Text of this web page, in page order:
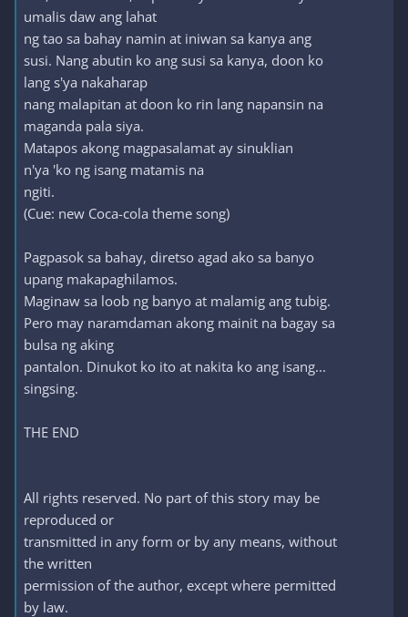
umalis daw ang lahat
ng tao sa bahay namin at iniwan sa kanya ang
susi. Nang abutin ko ang susi sa kanya, doon ko
lang s'ya nakaharap
nang malapitan at doon ko rin lang napansin na
maganda pala siya.
Matapos akong magpasalamat ay sinuklian
n'ya 'ko ng isang matamis na
ngiti.
(Cue: new Coca-cola theme song)
Pagpasok sa bahay, diretso agad ako sa banyo
upang makapaghilamos.
Maginaw sa loob ng banyo at malamig ang tubig.
Pero may naramdaman akong mainit na bagay sa
bulsa ng aking
pantalon. Dinukot ko ito at nakita ko ang isang...
singsing.
THE END
All rights reserved. No part of this story may be
reproduced or
transmitted in any form or by any means, without
the written
permission of the author, except where permitted
by law.